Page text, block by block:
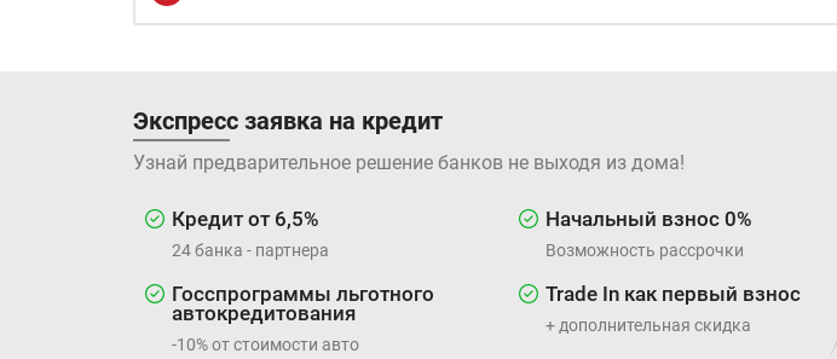
Экспресс заявка на кредит
Узнай предварительное решение банков не выходя из дома!
Кредит от 6,5%
24 банка - партнера
Начальный взнос 0%
Возможность рассрочки
Госспрограммы льготного
автокредитования
-10% от стоимости авто
Trade In как первый взнос
+ дополнительная скидка